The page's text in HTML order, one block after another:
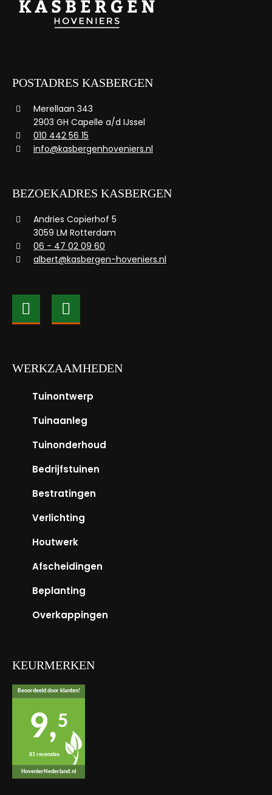
POSTADRES KASBERGEN
Merellaan 343
2903 GH Capelle a/d IJssel
010 442 56 15
info@kasbergenhoveniers.nl
BEZOEKADRES KASBERGEN
Andries Copierhof 5
3059 LM Rotterdam
06 - 47 02 09 60
albert@kasbergen-hoveniers.nl
WERKZAAMHEDEN
Tuinontwerp
Tuinaanleg
Tuinonderhoud
Bedrijfstuinen
Bestratingen
Verlichting
Houtwerk
Afscheidingen
Beplanting
Overkappingen
KEURMERKEN
Beoordeeld door klanten!
9,5
81 recensies
HovenierNederland.nl